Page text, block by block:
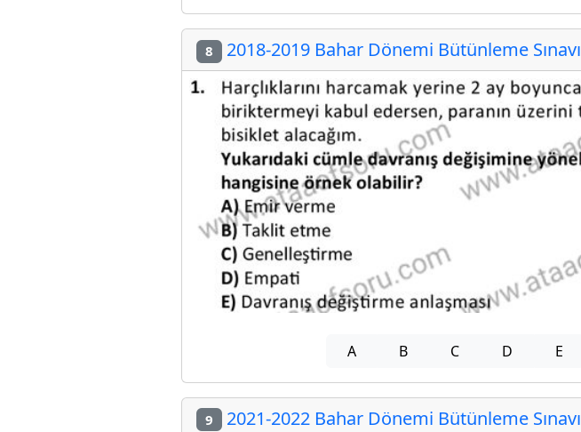
8 2018-2019 Bahar Dönemi Bütünleme Sınavı
A B C D E
9 2021-2022 Bahar Dönemi Bütünleme Sınavı